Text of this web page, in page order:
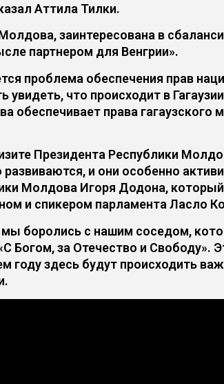
Аттила Тилки.
заинтересована в
партнером для Венгрии».
проблема обеспечения прав
увидеть, что происходит в
обеспечивает права
Президента Республики
и они особенно
Молдова Игоря Додона,
и спикером парламента Ласло
боролись с нашим соседом,
Богом, за Отечество и Свободу».
здесь будут происходить